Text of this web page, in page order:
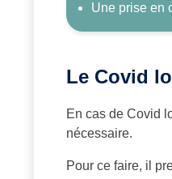
Une prise en
Le Covid
En cas de Covid
nécessaire.
Pour ce faire, il